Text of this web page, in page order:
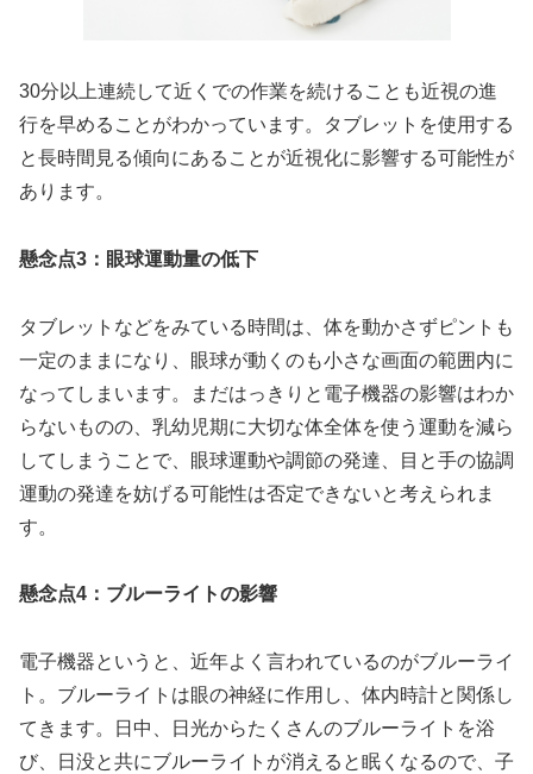
30分以上連続して近くでの作業を続けることも近視の進
行を早めることがわかっています。タブレットを使用する
と長時間見る傾向にあることが近視化に影響する可能性が
あります。
懸念点3：眼球運動量の低下
タブレットなどをみている時間は、体を動かさずピントも
一定のままになり、眼球が動くのも小さな画面の範囲内に
なってしまいます。まだはっきりと電子機器の影響はわか
らないものの、乳幼児期に大切な体全体を使う運動を減ら
してしまうことで、眼球運動や調節の発達、目と手の協調
運動の発達を妨げる可能性は否定できないと考えられま
す。
懸念点4：ブルーライトの影響
電子機器というと、近年よく言われているのがブルーライ
ト。ブルーライトは眼の神経に作用し、体内時計と関係し
てきます。日中、日光からたくさんのブルーライトを浴
び、日没と共にブルーライトが消えると眠くなるので、子